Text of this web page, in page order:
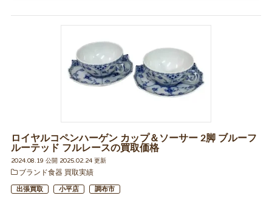
ロイヤルコペンハーゲン カップ＆ソーサー 2脚 ブルーフ
ルーテッド フルレースの買取価格
2024.08.19 公開 2025.02.24 更新
ブランド食器 買取実績
出張買取 小平店 調布市